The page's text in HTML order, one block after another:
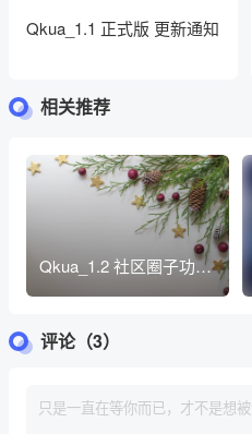
Qkua_1.1 正式版 更新通知
相关推荐
Qkua_1.2 社区圈子功能
更新通知
评论（3）